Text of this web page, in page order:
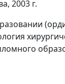
2003 г.